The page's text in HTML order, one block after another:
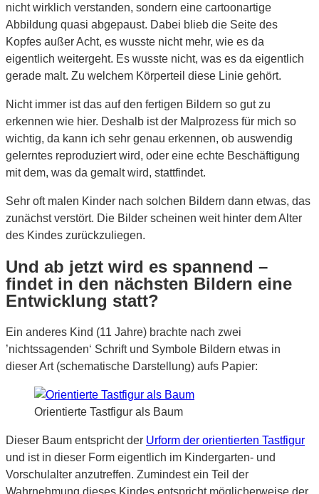
nicht wirklich verstanden, sondern eine cartoonartige
Abbildung quasi abgepaust. Dabei blieb die Seite des
Kopfes außer Acht, es wusste nicht mehr, wie es da
eigentlich weitergeht. Es wusste nicht, was es da eigentlich
gerade malt. Zu welchem Körperteil diese Linie gehört.
Nicht immer ist das auf den fertigen Bildern so gut zu
erkennen wie hier. Deshalb ist der Malprozess für mich so
wichtig, da kann ich sehr genau erkennen, ob auswendig
gelerntes reproduziert wird, oder eine echte Beschäftigung
mit dem, was da gemalt wird, stattfindet.
Sehr oft malen Kinder nach solchen Bildern dann etwas, das
zunächst verstört. Die Bilder scheinen weit hinter dem Alter
des Kindes zurückzuliegen.
Und ab jetzt wird es spannend –
findet in den nächsten Bildern eine
Entwicklung statt?
Ein anderes Kind (11 Jahre) brachte nach zwei
’nichtssagenden‘ Schrift und Symbole Bildern etwas in
dieser Art (schematische Darstellung) aufs Papier:
Orientierte Tastfigur als Baum
Dieser Baum entspricht der Urform der orientierten Tastfigur
und ist in dieser Form eigentlich im Kindergarten- und
Vorschulalter anzutreffen. Zumindest ein Teil der
Wahrnehmung dieses Kindes entspricht möglicherweise der